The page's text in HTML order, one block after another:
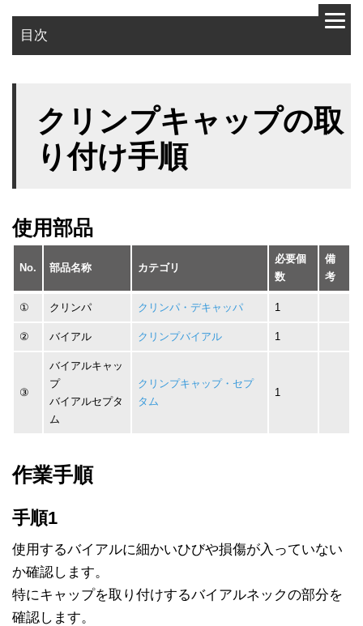
目次
作業手順
クリンプキャップの取
り付け手順
使用部品
No. 部品名称 カテゴリ
必要個
数
備
考
① クリンパ クリンパ・デキャッパ 1
② バイアル クリンプバイアル 1
③
バイアルキャッ
プ
バイアルセプタ
ム
クリンプキャップ・セプ
タム
1
作業手順
手順1
使用するバイアルに細かいひびや損傷が入っていない
か確認します。
特にキャップを取り付けするバイアルネックの部分を
確認します。